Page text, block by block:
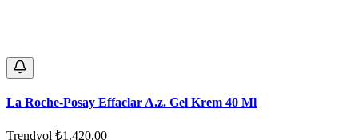
La Roche-Posay Effaclar A.z. Gel Krem 40 Ml
Trendyol ₺1.420,00